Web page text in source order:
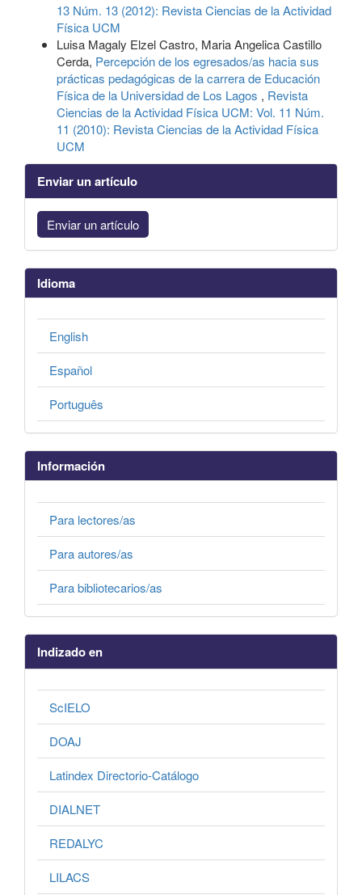
13 Núm. 13 (2012): Revista Ciencias de la Actividad
Física UCM
Luisa Magaly Elzel Castro, Maria Angelica Castillo
Cerda, Percepción de los egresados/as hacia sus
prácticas pedagógicas de la carrera de Educación
Física de la Universidad de Los Lagos , Revista
Ciencias de la Actividad Física UCM: Vol. 11 Núm.
11 (2010): Revista Ciencias de la Actividad Física
UCM
Enviar un artículo
Enviar un artículo
Idioma
English
Español
Português
Información
Para lectores/as
Para autores/as
Para bibliotecarios/as
Indizado en
ScIELO
DOAJ
Latindex Directorio-Catálogo
DIALNET
REDALYC
LILACS